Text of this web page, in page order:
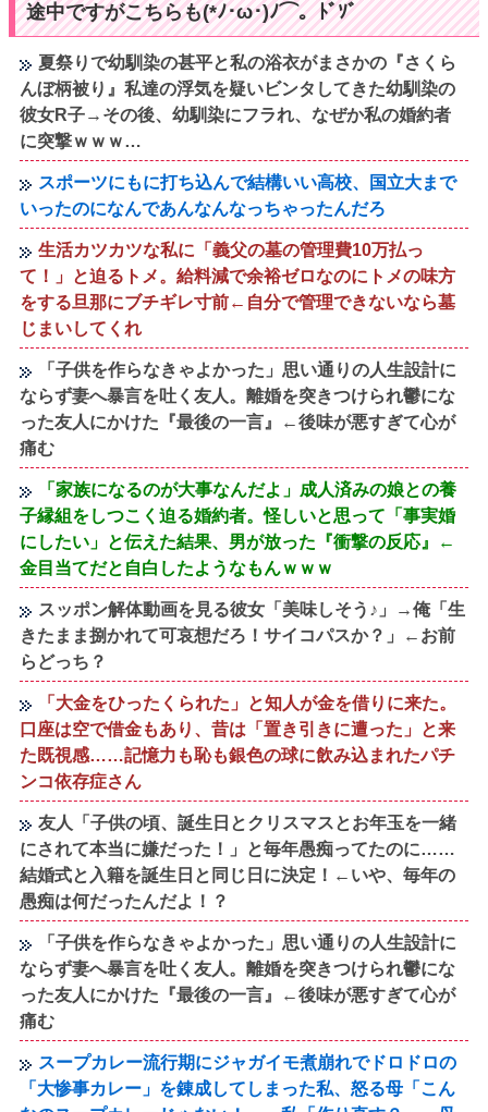
途中ですがこちらも(*ﾉ･ω･)ﾉ⌒。ﾄﾞｿﾞ
夏祭りで幼馴染の甚平と私の浴衣がまさかの『さくら
んぼ柄被り』私達の浮気を疑いビンタしてきた幼馴染の
彼女R子→その後、幼馴染にフラれ、なぜか私の婚約者
に突撃ｗｗｗ…
スポーツにもに打ち込んで結構いい高校、国立大まで
いったのになんであんなんなっちゃったんだろ
生活カツカツな私に「義父の墓の管理費10万払っ
て！」と迫るトメ。給料減で余裕ゼロなのにトメの味方
をする旦那にブチギレ寸前←自分で管理できないなら墓
じまいしてくれ
「子供を作らなきゃよかった」思い通りの人生設計に
ならず妻へ暴言を吐く友人。離婚を突きつけられ鬱にな
った友人にかけた『最後の一言』←後味が悪すぎて心が
痛む
「家族になるのが大事なんだよ」成人済みの娘との養
子縁組をしつこく迫る婚約者。怪しいと思って「事実婚
にしたい」と伝えた結果、男が放った『衝撃の反応』←
金目当てだと自白したようなもんｗｗｗ
スッポン解体動画を見る彼女「美味しそう♪」→俺「生
きたまま捌かれて可哀想だろ！サイコパスか？」←お前
らどっち？
「大金をひったくられた」と知人が金を借りに来た。
口座は空で借金もあり、昔は「置き引きに遭った」と来
た既視感……記憶力も恥も銀色の球に飲み込まれたパチ
ンコ依存症さん
友人「子供の頃、誕生日とクリスマスとお年玉を一緒
にされて本当に嫌だった！」と毎年愚痴ってたのに……
結婚式と入籍を誕生日と同じ日に決定！←いや、毎年の
愚痴は何だったんだよ！？
「子供を作らなきゃよかった」思い通りの人生設計に
ならず妻へ暴言を吐く友人。離婚を突きつけられ鬱にな
った友人にかけた『最後の一言』←後味が悪すぎて心が
痛む
スープカレー流行期にジャガイモ煮崩れでドロドロの
「大惨事カレー」を錬成してしまった私、怒る母「こん